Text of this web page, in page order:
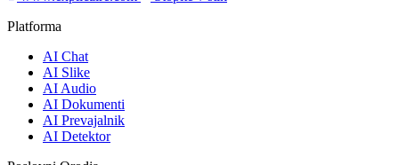
Platforma
AI Chat
AI Slike
AI Audio
AI Dokumenti
AI Prevajalnik
AI Detektor